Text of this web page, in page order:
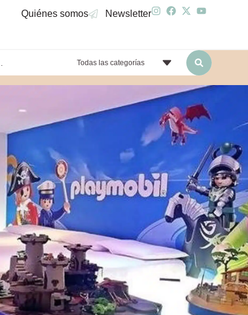
Quiénes somos Newsletter
Todas las categorías